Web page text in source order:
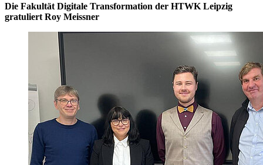
Die Fakultät Digitale Transformation der HTWK Leipzig
gratuliert Roy Meissner